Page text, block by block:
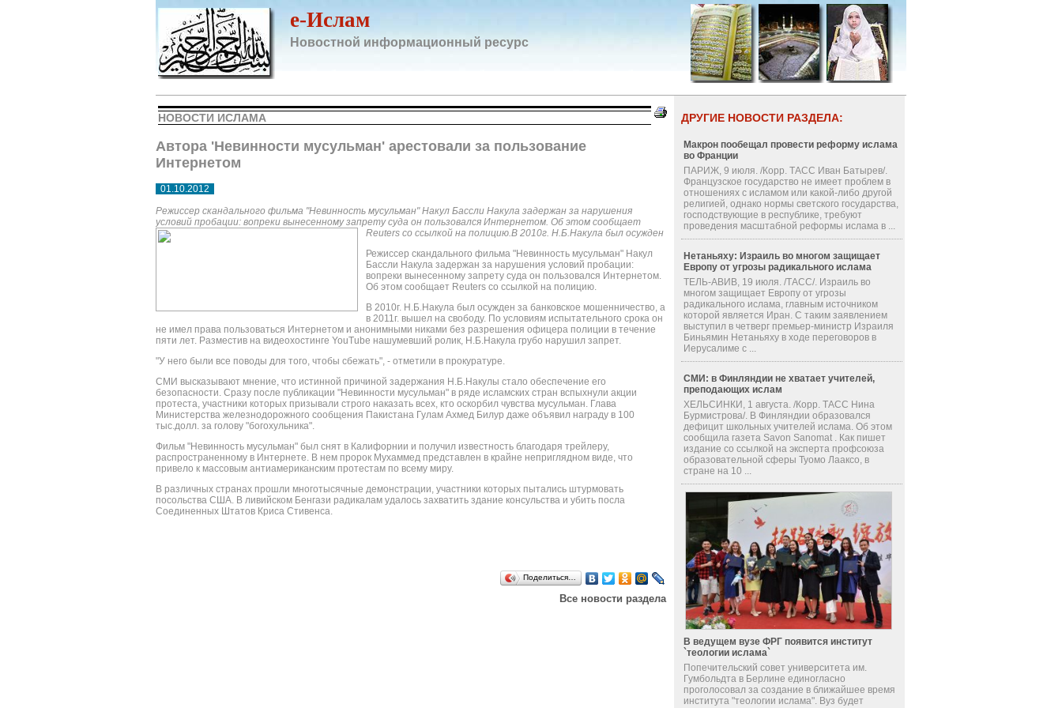
e-Ислам
Новостной информационный ресурс
НОВОСТИ ИСЛАМА
Автора 'Невинности мусульман' арестовали за пользование
Интернетом
01.10.2012
Режиссер скандального фильма "Невинность мусульман" Накул Бассли Накула задержан за нарушения
условий пробации: вопреки вынесенному запрету суда он пользовался Интернетом. Об этом сообщает
Reuters со ссылкой на полицию.В 2010г. Н.Б.Накула был осужден
Режиссер скандального фильма "Невинность мусульман" Накул
Бассли Накула задержан за нарушения условий пробации:
вопреки вынесенному запрету суда он пользовался Интернетом.
Об этом сообщает Reuters со ссылкой на полицию.
В 2010г. Н.Б.Накула был осужден за банковское мошенничество, а
в 2011г. вышел на свободу. По условиям испытательного срока он
не имел права пользоваться Интернетом и анонимными никами без разрешения офицера полиции в течение
пяти лет. Разместив на видеохостинге YouTube нашумевший ролик, Н.Б.Накула грубо нарушил запрет.
"У него были все поводы для того, чтобы сбежать", - отметили в прокуратуре.
СМИ высказывают мнение, что истинной причиной задержания Н.Б.Накулы стало обеспечение его
безопасности. Сразу после публикации "Невинности мусульман" в ряде исламских стран вспыхнули акции
протеста, участники которых призывали строго наказать всех, кто оскорбил чувства мусульман. Глава
Министерства железнодорожного сообщения Пакистана Гулам Ахмед Билур даже объявил награду в 100
тыс.долл. за голову "богохульника".
Фильм "Невинность мусульман" был снят в Калифорнии и получил известность благодаря трейлеру,
распространенному в Интернете. В нем пророк Мухаммед представлен в крайне неприглядном виде, что
привело к массовым антиамериканским протестам по всему миру.
В различных странах прошли многотысячные демонстрации, участники которых пытались штурмовать
посольства США. В ливийском Бенгази радикалам удалось захватить здание консульства и убить посла
Соединенных Штатов Криса Стивенса.
Поделиться…
Все новости раздела
ДРУГИЕ НОВОСТИ РАЗДЕЛА:
Макрон пообещал провести реформу ислама
во Франции
ПАРИЖ, 9 июля. /Корр. ТАСС Иван Батырев/.
Французское государство не имеет проблем в
отношениях с исламом или какой-либо другой
религией, однако нормы светского государства,
господствующие в республике, требуют
проведения масштабной реформы ислама в ...
Нетаньяху: Израиль во многом защищает
Европу от угрозы радикального ислама
ТЕЛЬ-АВИВ, 19 июля. /ТАСС/. Израиль во
многом защищает Европу от угрозы
радикального ислама, главным источником
которой является Иран. С таким заявлением
выступил в четверг премьер-министр Израиля
Биньямин Нетаньяху в ходе переговоров в
Иерусалиме с ...
СМИ: в Финляндии не хватает учителей,
преподающих ислам
ХЕЛЬСИНКИ, 1 августа. /Корр. ТАСС Нина
Бурмистрова/. В Финляндии образовался
дефицит школьных учителей ислама. Об этом
сообщила газета Savon Sanomat . Как пишет
издание со ссылкой на эксперта профсоюза
образовательной сферы Туомо Лааксо, в
стране на 10 ...
В ведущем вузе ФРГ появится институт
`теологии ислама`
Попечительский совет университета им.
Гумбольдта в Берлине единогласно
проголосовал за создание в ближайшее время
института "теологии ислама". Вуз будет